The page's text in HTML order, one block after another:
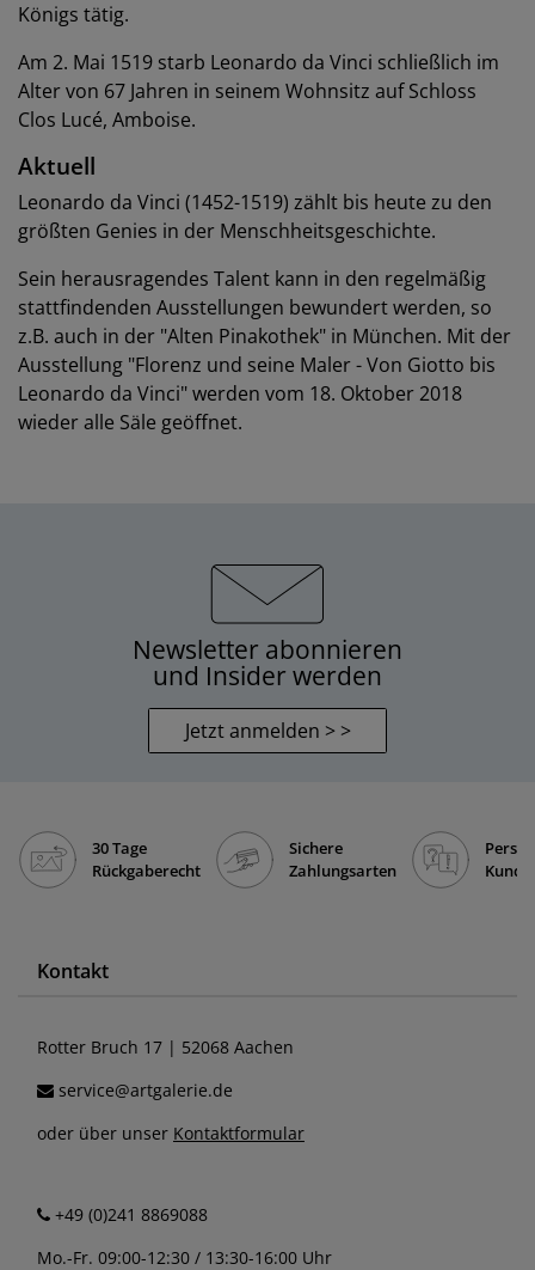
Königs tätig.
Am 2. Mai 1519 starb Leonardo da Vinci schließlich im
Alter von 67 Jahren in seinem Wohnsitz auf Schloss
Clos Lucé, Amboise.
Aktuell
Leonardo da Vinci (1452-1519) zählt bis heute zu den
größten Genies in der Menschheitsgeschichte.
Sein herausragendes Talent kann in den regelmäßig
stattfindenden Ausstellungen bewundert werden, so
z.B. auch in der "Alten Pinakothek" in München. Mit der
Ausstellung "Florenz und seine Maler - Von Giotto bis
Leonardo da Vinci" werden vom 18. Oktober 2018
wieder alle Säle geöffnet.
Newsletter abonnieren
und Insider werden
Jetzt anmelden > >
30 Tage
Rückgaberecht
Sichere
Zahlungsarten
Kontakt
Rotter Bruch 17 | 52068 Aachen
service@artgalerie.de
oder über unser Kontaktformular
+49 (0)241 8869088
Mo.-Fr. 09:00-12:30 / 13:30-16:00 Uhr